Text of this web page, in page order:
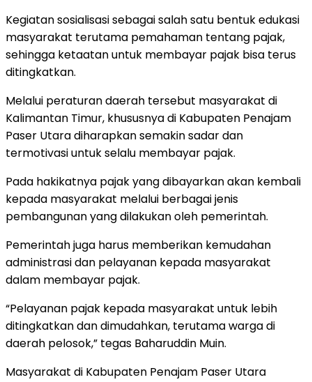
Kegiatan sosialisasi sebagai salah satu bentuk edukasi
masyarakat terutama pemahaman tentang pajak,
sehingga ketaatan untuk membayar pajak bisa terus
ditingkatkan.
Melalui peraturan daerah tersebut masyarakat di
Kalimantan Timur, khususnya di Kabupaten Penajam
Paser Utara diharapkan semakin sadar dan
termotivasi untuk selalu membayar pajak.
Pada hakikatnya pajak yang dibayarkan akan kembali
kepada masyarakat melalui berbagai jenis
pembangunan yang dilakukan oleh pemerintah.
Pemerintah juga harus memberikan kemudahan
administrasi dan pelayanan kepada masyarakat
dalam membayar pajak.
“Pelayanan pajak kepada masyarakat untuk lebih
ditingkatkan dan dimudahkan, terutama warga di
daerah pelosok,” tegas Baharuddin Muin.
Masyarakat di Kabupaten Penajam Paser Utara